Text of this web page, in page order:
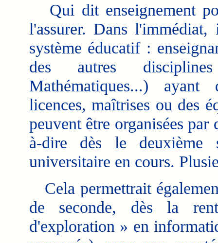
Qui dit enseignement
l'assurer. Dans
système éducatif :
des autres
Mathématiques...)
licences, maîtrises ou des
peuvent être organisées par
à-dire dès le deuxième
universitaire en cours.
Cela permettrait
de seconde, dès la
d'exploration » en